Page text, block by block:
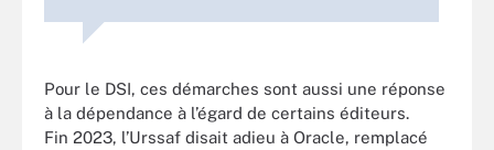
Pour le DSI, ces démarches sont aussi une réponse
à la dépendance à l’égard de certains éditeurs.
Fin 2023, l’Urssaf disait adieu à Oracle, remplacé